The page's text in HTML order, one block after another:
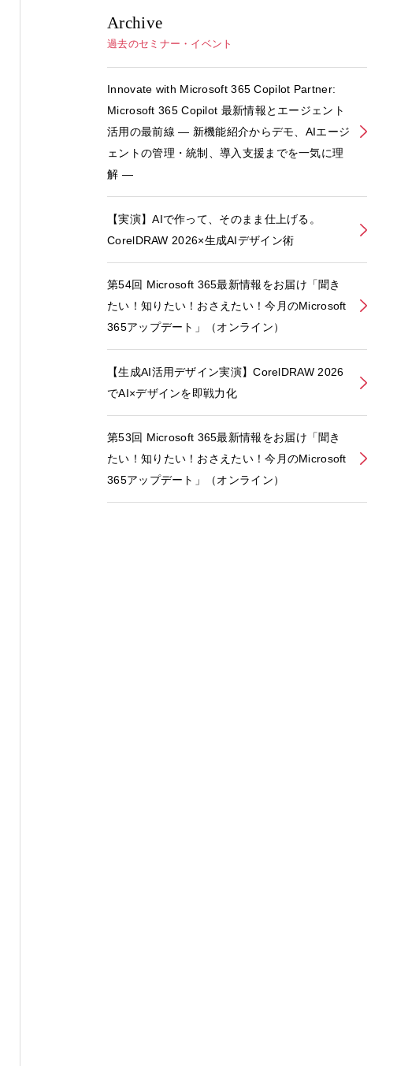
Archive
過去のセミナー・イベント
Innovate with Microsoft 365 Copilot Partner:
Microsoft 365 Copilot 最新情報とエージェント
活用の最前線 ― 新機能紹介からデモ、AIエージ
ェントの管理・統制、導入支援までを一気に理
解 ―
【実演】AIで作って、そのまま仕上げる。
CorelDRAW 2026×生成AIデザイン術
第54回 Microsoft 365最新情報をお届け「聞き
たい！知りたい！おさえたい！今月のMicrosoft
365アップデート」（オンライン）
【生成AI活用デザイン実演】CorelDRAW 2026
でAI×デザインを即戦力化
第53回 Microsoft 365最新情報をお届け「聞き
たい！知りたい！おさえたい！今月のMicrosoft
365アップデート」（オンライン）